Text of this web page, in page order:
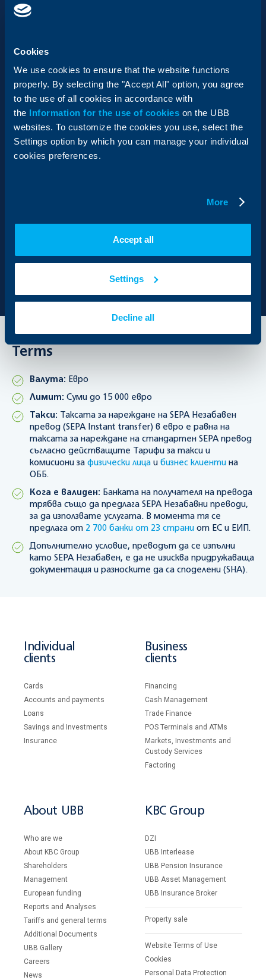
Cookies
We use cookies to ensure that the website functions
properly. By selecting the "Accept All" option, you agree
to the use of all cookies in accordance with
the Information for the use of cookies on the UBB
websites. To customize the cookies you use, select the
Settings option by which you can manage your individual
cookies preferences.
More
Accept all
Settings
Decline all
Ако преводът отговаря на условията, ще видите
активен бутон за SEPA Незабавен превод.
Към ОББ Онлайн
Terms
Валута: Евро
Лимит: Суми до 15 000 евро
Такси: Таксата за нареждане на SEPA Незабавен
превод (SEPA Instant transfer) в евро е равна на
таксата за нареждане на стандартен SEPA превод
съгласно действащите Тарифи за такси и
комисиони за физически лица и бизнес клиенти на
ОББ.
Кога е валиден: Банката на получателя на превода
трябва също да предлага SEPA Незабавни преводи,
за да използвате услугата. В момента тя се
предлага от 2 700 банки от 23 страни от ЕС и ЕИП.
Допълнително условие, преводът да се изпълни
като SEPA Незабавен, е да не изисква придружаваща
документация и разноските да са споделени (SHA).
Individual
clients
Cards
Accounts and payments
Loans
Savings and Investments
Insurance
Business
clients
Financing
Cash Management
Тrade Finance
POS Terminals and ATMs
Markets, Investments and
Custody Services
Factoring
About UBB
Who are we
About KBC Group
Shareholders
Management
European funding
Reports and Analyses
Tariffs and general terms
Additional Documents
UBB Gallery
Careers
News
KBC Group
DZI
UBB Interlease
UBB Pension Insurance
UBB Asset Management
UBB Insurance Broker
Property sale
Website Terms of Use
Cookies
Personal Data Protection